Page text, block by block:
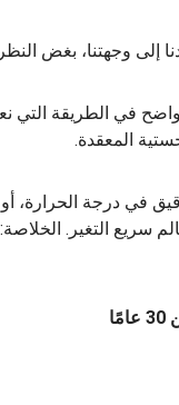
إلى وجهتنا، بغض
في الطريقة التي
المعقدة.
في درجة الحرارة،
سريع التغير.